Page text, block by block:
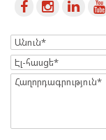
Name
Էլ-
հասցե
Message